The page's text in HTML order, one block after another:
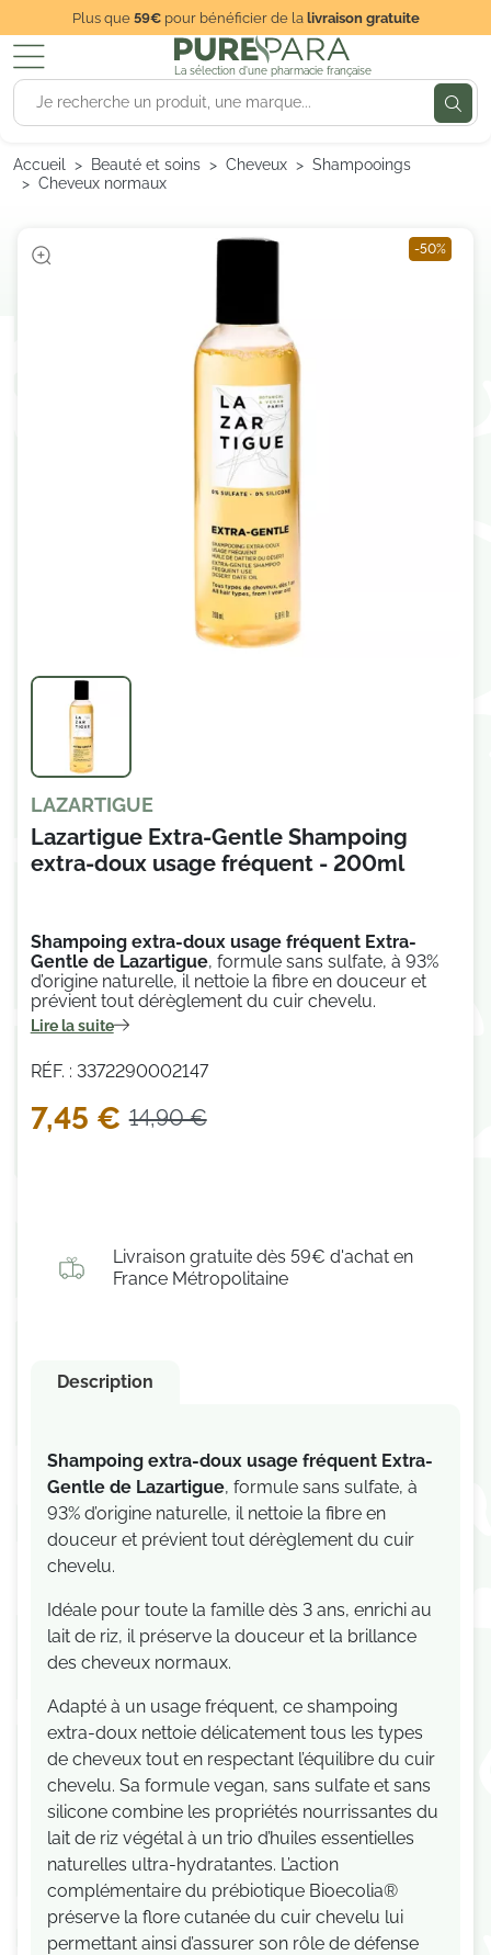
Plus que59€pour bénéficier de lalivraison gratuite
La sélection d'une pharmacie française
Accueil Beauté et soins Cheveux
Shampooings
Cheveux normaux
-50%
LAZARTIGUE
Lazartigue Extra-Gentle Shampoing
extra-doux usage fréquent - 200ml
Shampoing extra-doux usage fréquent Extra-
Gentle de Lazartigue, formule sans sulfate, à 93%
d’origine naturelle, il nettoie la fibre en douceur et
prévient tout dérèglement du cuir chevelu.
Lire la suite
RÉF. : 3372290002147
7,45 € 14,90 €
Livraison gratuite dès 59€ d'achat en
France Métropolitaine
Description
Shampoing extra-doux usage fréquent Extra-
Gentle de Lazartigue, formule sans sulfate, à
93% d’origine naturelle, il nettoie la fibre en
douceur et prévient tout dérèglement du cuir
chevelu.
Idéale pour toute la famille dès 3 ans, enrichi au
lait de riz, il préserve la douceur et la brillance
des cheveux normaux.
Adapté à un usage fréquent, ce shampoing
extra-doux nettoie délicatement tous les types
de cheveux tout en respectant l’équilibre du cuir
chevelu. Sa formule vegan, sans sulfate et sans
silicone combine les propriétés nourrissantes du
lait de riz végétal à un trio d’huiles essentielles
naturelles ultra-hydratantes. L’action
complémentaire du prébiotique Bioecolia®
préserve la flore cutanée du cuir chevelu lui
permettant ainsi d’assurer son rôle de défense